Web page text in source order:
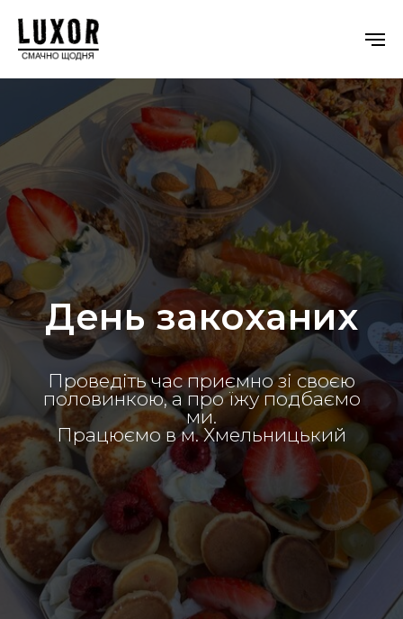
День закоханих
Проведіть час приємно зі своєю
половинкою, а про їжу подбаємо
ми.
Працюємо в м. Хмельницький